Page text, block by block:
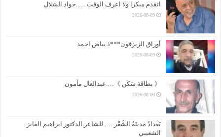
اتقدم مبكرا ولا اعرف الوقت …..جواد الشلال
2026-08-09
أوراق الزيزفون***ذ بياض احمد
2026-08-09
《 بطاقَة سَكَن 》….عبدالعال مأمون
2026-08-09
بَغْدادُ مَدينَةُ الشِّعْر …. للشاعر الدكتور ابراهيم الفايز .
الشعيبي